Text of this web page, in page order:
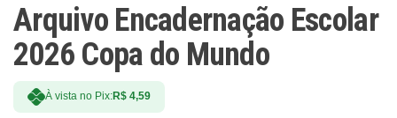
Arquivo Encadernação Escolar
2026 Copa do Mundo
À vista no Pix:R$ 4,59